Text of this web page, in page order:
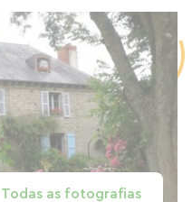
Todas as fotografias